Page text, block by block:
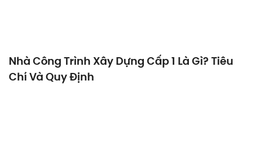
Nhà Công Trình Xây Dựng Cấp 1 Là Gì? Tiêu
Chí Và Quy Định